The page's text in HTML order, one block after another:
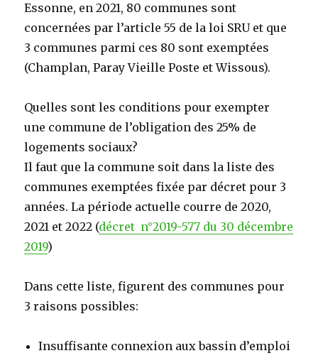
Essonne, en 2021, 80 communes sont
concernées par l’article 55 de la loi SRU et que
3 communes parmi ces 80 sont exemptées
(Champlan, Paray Vieille Poste et Wissous).
Quelles sont les conditions pour exempter
une commune de l’obligation des 25% de
logements sociaux?
Il faut que la commune soit dans la liste des
communes exemptées fixée par décret pour 3
années. La période actuelle courre de 2020,
2021 et 2022 (décret n°2019-577 du 30 décembre
2019)
Dans cette liste, figurent des communes pour
3 raisons possibles:
Insuffisante connexion aux bassin d’emploi